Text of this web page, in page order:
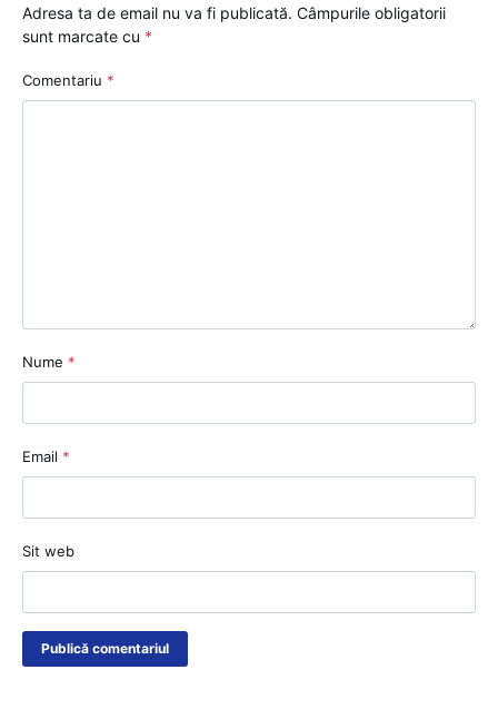
Adresa ta de email nu va fi publicată. Câmpurile obligatorii
sunt marcate cu *
Comentariu *
Nume *
Email *
Sit web